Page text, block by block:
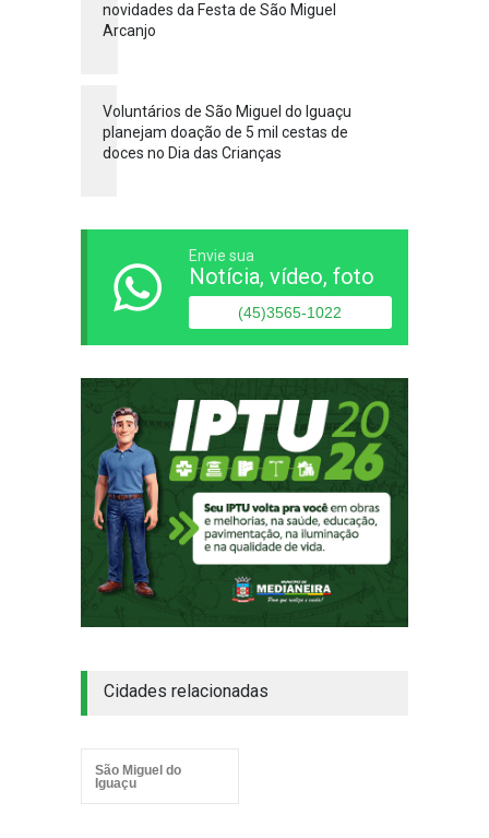
novidades da Festa de São Miguel
Arcanjo
Voluntários de São Miguel do Iguaçu
planejam doação de 5 mil cestas de
doces no Dia das Crianças
Envie sua
Notícia, vídeo, foto
(45)3565-1022
Cidades relacionadas
São Miguel do
Iguaçu